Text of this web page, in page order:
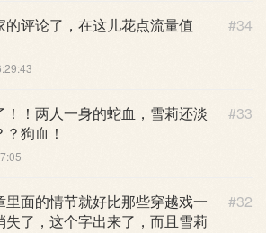
#34
评论了，在这儿花点流量值
#33
！！两人一身的蛇血，雪莉还淡
狗血！
#32
面的情节就好比那些穿越戏一
了，这个字出来了，而且雪莉